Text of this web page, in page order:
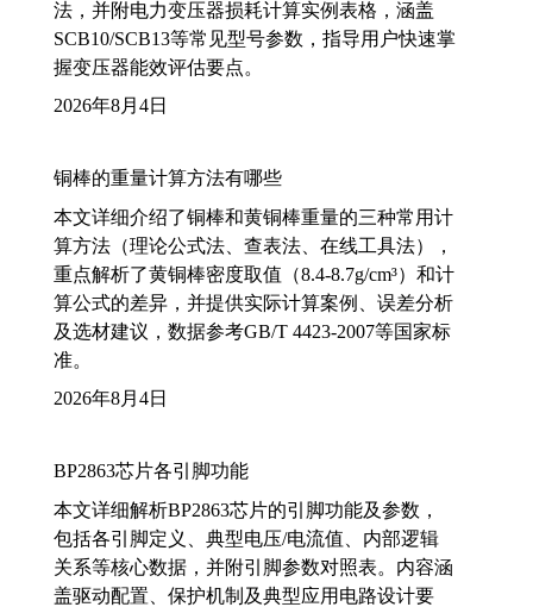
法，并附电力变压器损耗计算实例表格，涵盖
SCB10/SCB13等常见型号参数，指导用户快速掌
握变压器能效评估要点。
2026年8月4日
铜棒的重量计算方法有哪些
本文详细介绍了铜棒和黄铜棒重量的三种常用计
算方法（理论公式法、查表法、在线工具法），
重点解析了黄铜棒密度取值（8.4-8.7g/cm³）和计
算公式的差异，并提供实际计算案例、误差分析
及选材建议，数据参考GB/T 4423-2007等国家标
准。
2026年8月4日
BP2863芯片各引脚功能
本文详细解析BP2863芯片的引脚功能及参数，
包括各引脚定义、典型电压/电流值、内部逻辑
关系等核心数据，并附引脚参数对照表。内容涵
盖驱动配置、保护机制及典型应用电路设计要